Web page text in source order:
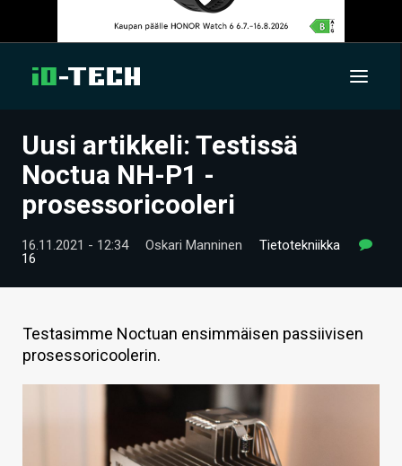
UUTISET
ARTIKKELIT
VIDEOT
HINTA.FI
KAUPPA
Uusi artikkeli: Testissä
Noctua NH-P1 -
prosessoricooleri
16.11.2021 - 12:34 Oskari Manninen
Tietotekniikka
16
Testasimme Noctuan ensimmäisen passiivisen
prosessoricoolerin.